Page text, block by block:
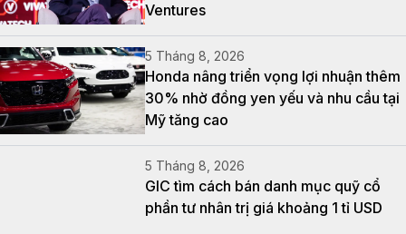
Ventures
5 Tháng 8, 2026
Honda nâng triển vọng lợi nhuận thêm
30% nhờ đồng yen yếu và nhu cầu tại
Mỹ tăng cao
5 Tháng 8, 2026
GIC tìm cách bán danh mục quỹ cổ
phần tư nhân trị giá khoảng 1 tỉ USD